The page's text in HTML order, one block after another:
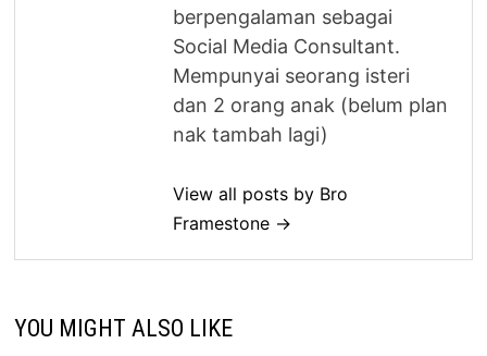
berpengalaman sebagai
Social Media Consultant.
Mempunyai seorang isteri
dan 2 orang anak (belum plan
nak tambah lagi)
View all posts by Bro
Framestone →
YOU MIGHT ALSO LIKE